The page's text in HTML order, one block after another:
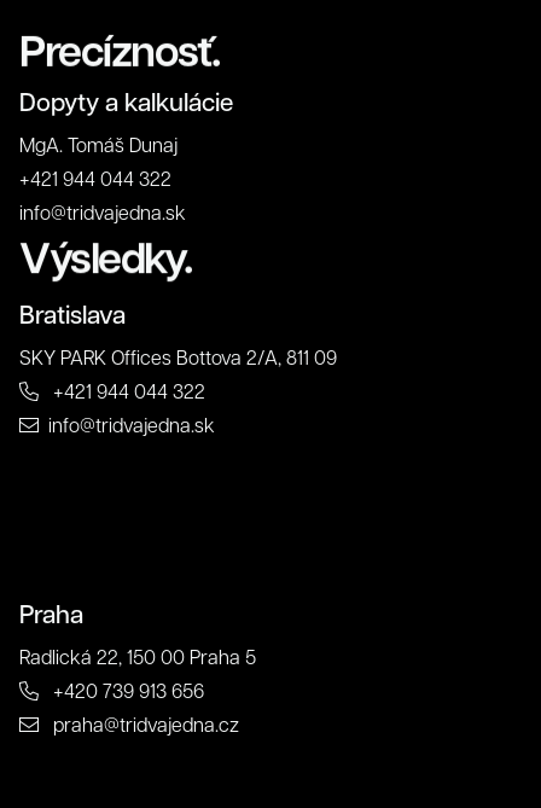
Precíznosť.
Výsledky.
Dopyty a kalkulácie
MgA. Tomáš Dunaj
+421 944 044 322
info@tridvajedna.sk
Bratislava
SKY PARK Offices Bottova 2/A, 811 09
+421 944 044 322
info@tridvajedna.sk
Praha
Radlická 22, 150 00 Praha 5
+420 739 913 656
praha@tridvajedna.cz